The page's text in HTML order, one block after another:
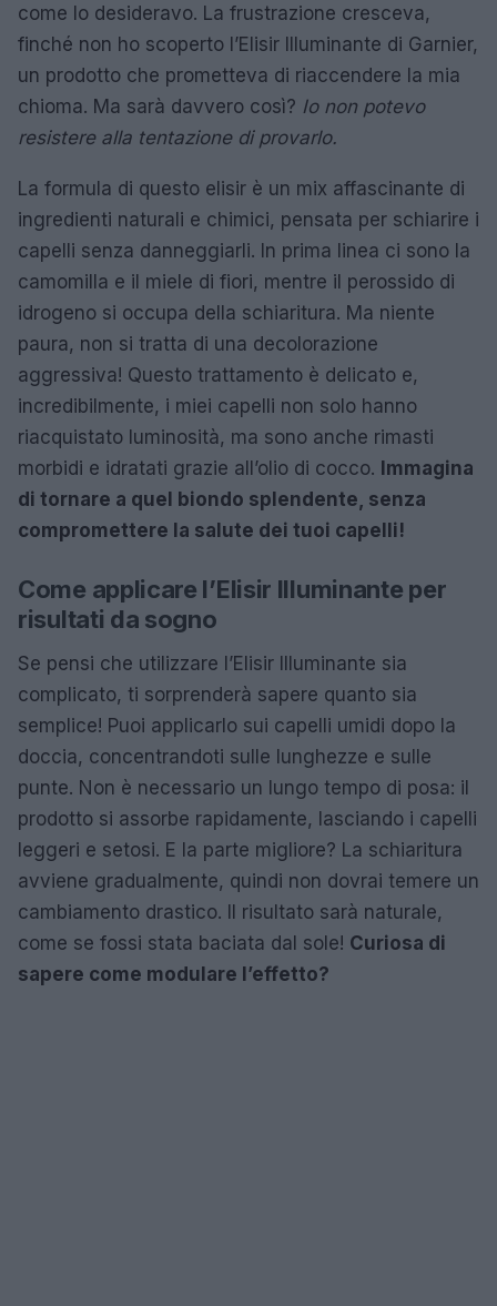
come lo desideravo. La frustrazione cresceva,
finché non ho scoperto l’Elisir Illuminante di Garnier,
un prodotto che prometteva di riaccendere la mia
chioma. Ma sarà davvero così? Io non potevo
resistere alla tentazione di provarlo.
La formula di questo elisir è un mix affascinante di
ingredienti naturali e chimici, pensata per schiarire i
capelli senza danneggiarli. In prima linea ci sono la
camomilla e il miele di fiori, mentre il perossido di
idrogeno si occupa della schiaritura. Ma niente
paura, non si tratta di una decolorazione
aggressiva! Questo trattamento è delicato e,
incredibilmente, i miei capelli non solo hanno
riacquistato luminosità, ma sono anche rimasti
morbidi e idratati grazie all’olio di cocco. Immagina
di tornare a quel biondo splendente, senza
compromettere la salute dei tuoi capelli!
Come applicare l’Elisir Illuminante per
risultati da sogno
Se pensi che utilizzare l’Elisir Illuminante sia
complicato, ti sorprenderà sapere quanto sia
semplice! Puoi applicarlo sui capelli umidi dopo la
doccia, concentrandoti sulle lunghezze e sulle
punte. Non è necessario un lungo tempo di posa: il
prodotto si assorbe rapidamente, lasciando i capelli
leggeri e setosi. E la parte migliore? La schiaritura
avviene gradualmente, quindi non dovrai temere un
cambiamento drastico. Il risultato sarà naturale,
come se fossi stata baciata dal sole! Curiosa di
sapere come modulare l’effetto?